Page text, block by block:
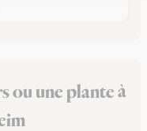
ou une plante à